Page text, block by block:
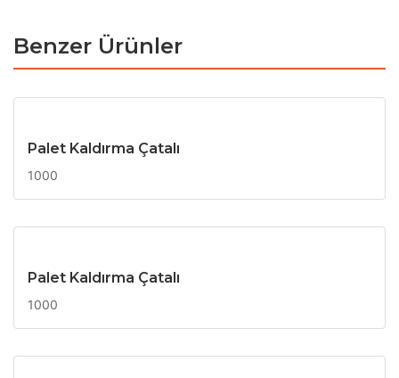
Benzer Ürünler
Palet Kaldırma Çatalı
1000
Palet Kaldırma Çatalı
1000